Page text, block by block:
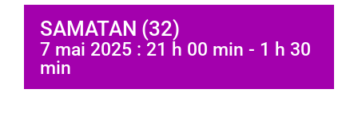
SAMATAN (32)
7 mai 2025 : 21 h 00 min - 1 h 30
min